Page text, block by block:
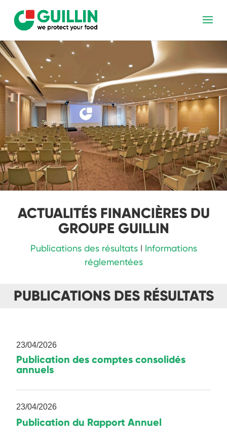
ACTUALITÉS FINANCIÈRES DU
GROUPE GUILLIN
Publications des résultatsI Informations
réglementées
PUBLICATIONS DES RÉSULTATS
23/04/2026
Publication des comptes consolidés
annuels
23/04/2026
Publication du Rapport Annuel